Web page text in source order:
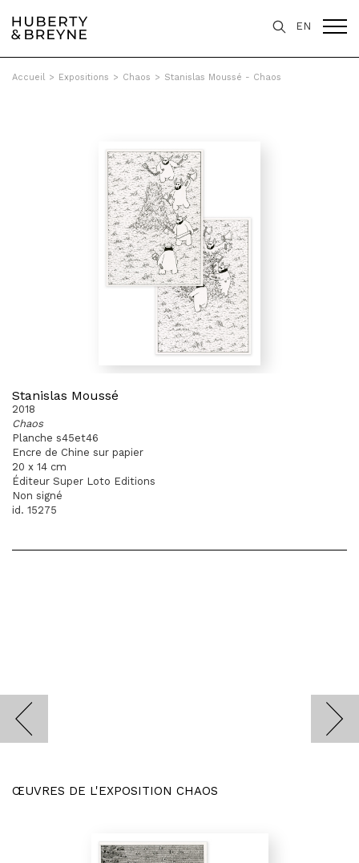
EN
Accueil > Expositions > Chaos > Stanislas Moussé - Chaos
Stanislas Moussé
2018
Chaos
Planche s45et46
Encre de Chine sur papier
20 x 14 cm
Éditeur Super Loto Editions
Non signé
id. 15275
ŒUVRES DE L'EXPOSITION CHAOS